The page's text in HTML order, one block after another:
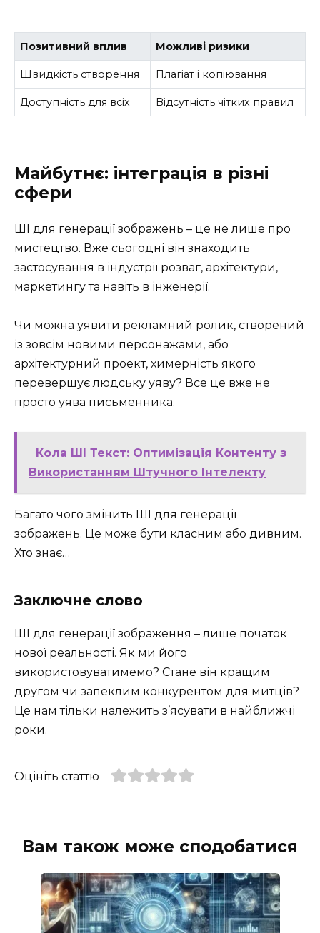
Позитивний вплив Можливі ризики
Швидкість створення Плагіат і копіювання
Доступність для всіх Відсутність чітких правил
Майбутнє: інтеграція в різні
сфери
ШІ для генерації зображень – це не лише про
мистецтво. Вже сьогодні він знаходить
застосування в індустрії розваг, архітектури,
маркетингу та навіть в інженерії.
Чи можна уявити рекламний ролик, створений
із зовсім новими персонажами, або
архітектурний проект, химерність якого
перевершує людську уяву? Все це вже не
просто уява письменника.
Кола ШІ Текст: Оптимізація Контенту з
Використанням Штучного Інтелекту
Багато чого змінить ШІ для генерації
зображень. Це може бути класним або дивним.
Хто знає…
Заключне слово
ШІ для генерації зображення – лише початок
нової реальності. Як ми його
використовуватимемо? Стане він кращим
другом чи запеклим конкурентом для митців?
Це нам тільки належить з’ясувати в найближчі
роки.
Оцініть статтю
Вам також може сподобатися